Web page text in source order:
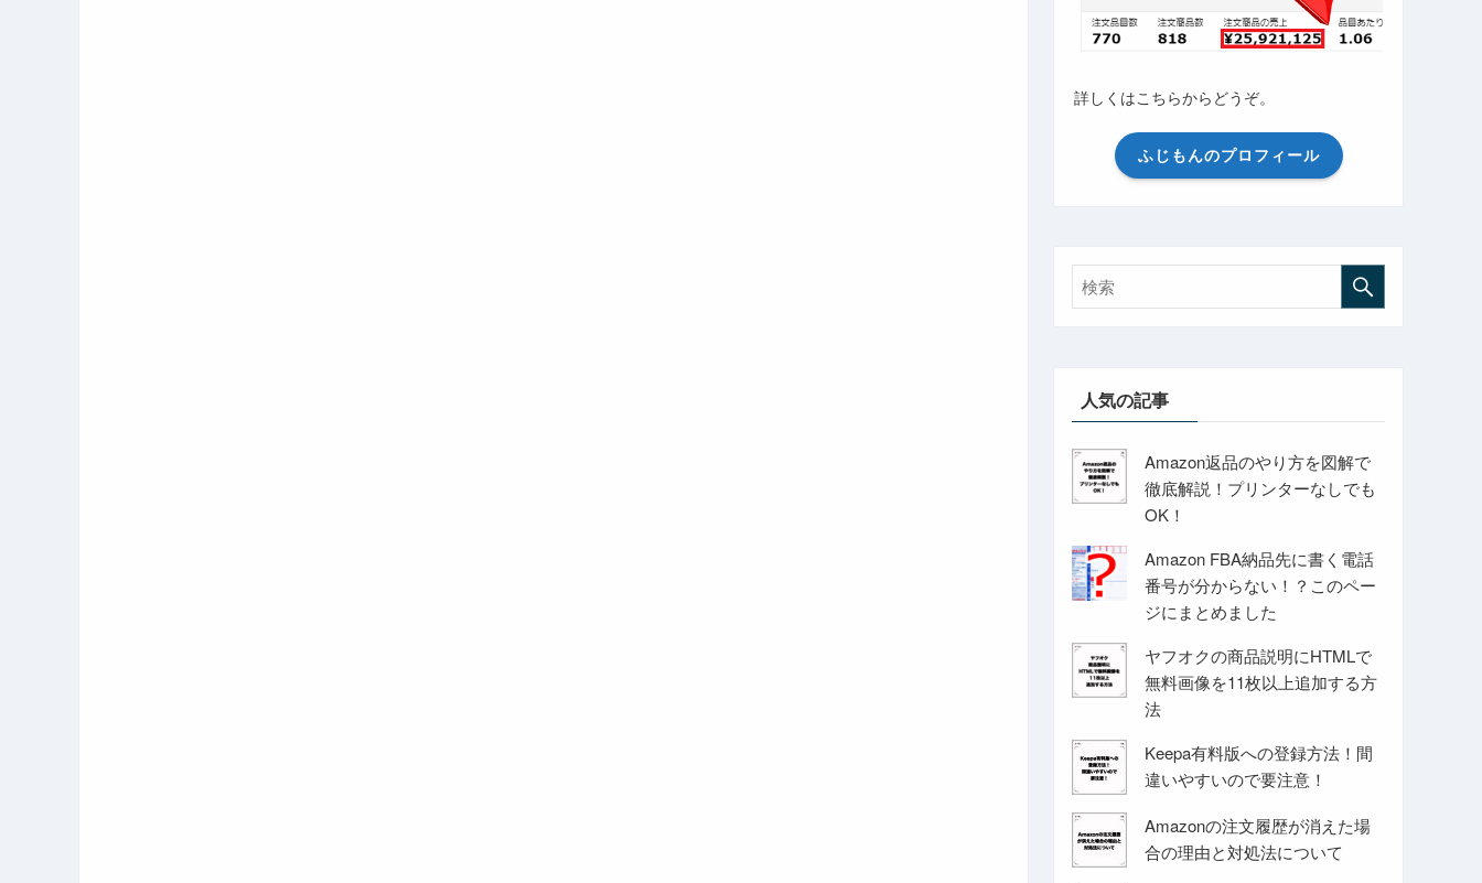
詳しくはこちらからどうぞ。
ふじもんのプロフィール
人気の記事
Amazon返品のやり方を図解で
徹底解説！プリンターなしでも
OK！
Amazon FBA納品先に書く電話
番号が分からない！？このペー
ジにまとめました
ヤフオクの商品説明にHTMLで
無料画像を11枚以上追加する方
法
Keepa有料版への登録方法！間
違いやすいので要注意！
Amazonの注文履歴が消えた場
合の理由と対処法について